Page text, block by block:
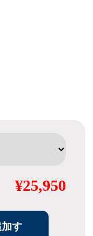
¥25,950
す